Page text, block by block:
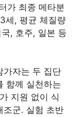
가 최종 메타분
세, 평균 체질량
, 호주, 일본 등
가자는 두 집단
함께 실천하는
지원 없이 식
조군. 실험 초반